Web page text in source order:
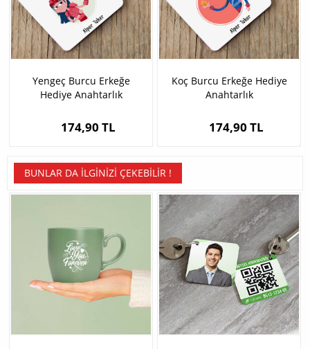
Yengeç Burcu Erkeğe
Hediye Anahtarlık
174,90 TL
Koç Burcu Erkeğe Hediye
Anahtarlık
174,90 TL
BUNLAR DA İLGINIZI ÇEKEBILIR !